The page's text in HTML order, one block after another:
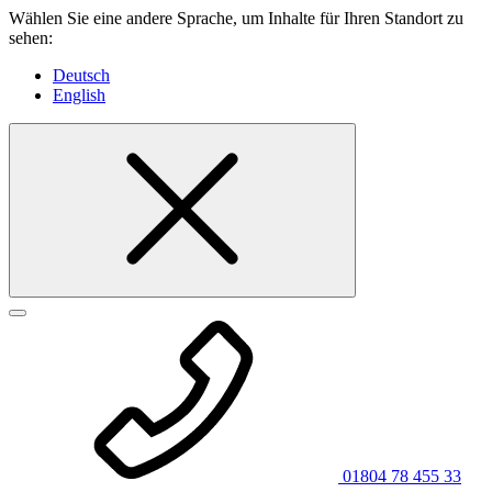
Wählen Sie eine andere Sprache, um Inhalte für Ihren Standort zu
sehen:
Deutsch
English
01804 78 455 33